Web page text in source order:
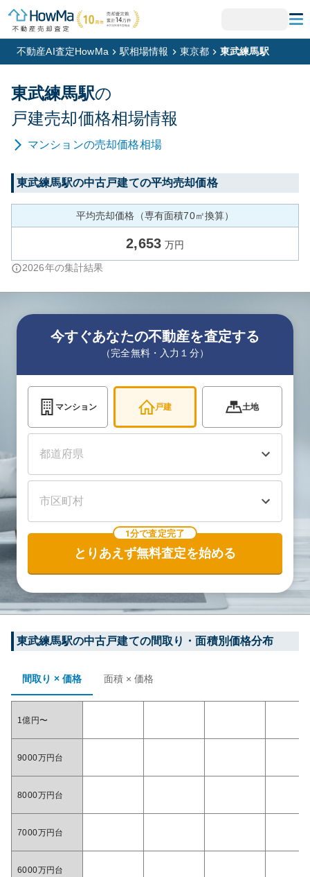
不動産AI査定HowMa 駅相場情報 東京都 東武練馬駅
東武練馬駅の
戸建売却価格相場情報
マンションの売却価格相場
東武練馬駅の中古戸建ての平均売却価格
平均売却価格（専有面積70㎡換算）
2,653 万円
2026年の集計結果
今すぐあなたの不動産を査定する
（完全無料・入力１分）
マンション 戸建 土地
1分で査定完了
とりあえず無料査定を始める
東武練馬駅の中古戸建ての間取り・面積別価格分布
間取り × 価格 面積 × 価格
1億円〜
9000万円台
8000万円台
7000万円台
6000万円台